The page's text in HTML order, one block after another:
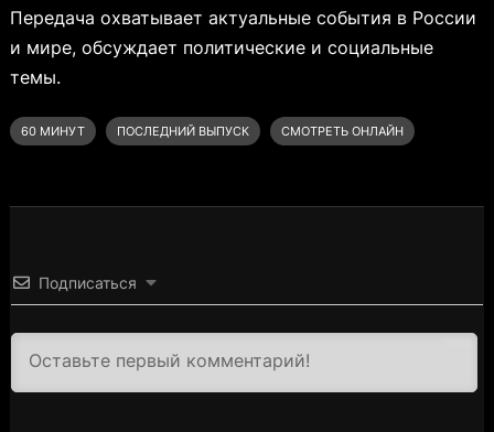
Передача охватывает актуальные события в России
и мире, обсуждает политические и социальные
темы.
60 МИНУТ ПОСЛЕДНИЙ ВЫПУСК СМОТРЕТЬ ОНЛАЙН
Подписаться